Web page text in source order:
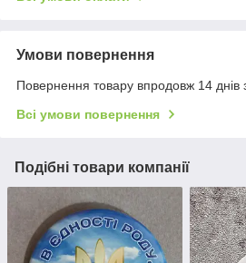
Умови повернення
Повернення товару впродовж 14 днів
Всі умови повернення
Подібні товари компанії